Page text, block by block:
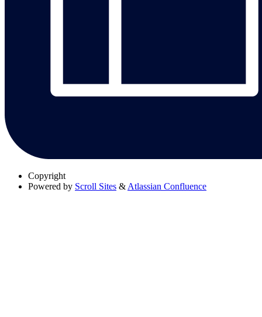
Copyright
Powered by Scroll Sites & Atlassian Confluence